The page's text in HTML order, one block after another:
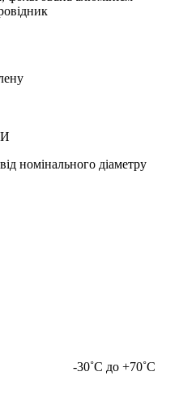
номінального діаметру
-30˚С до +70˚С